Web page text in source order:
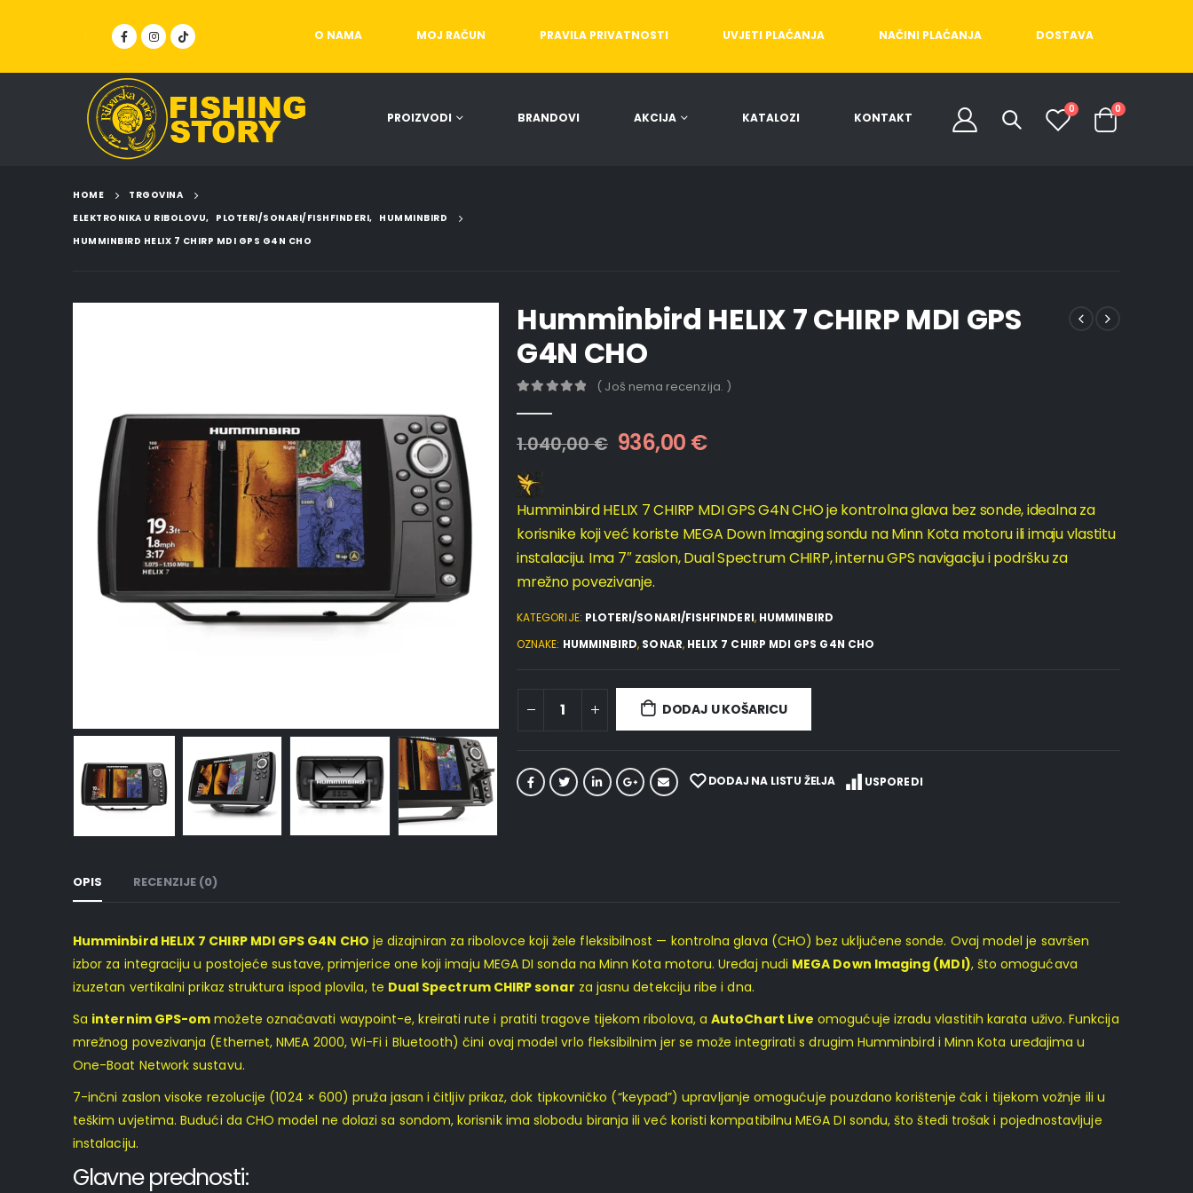
O NAMA MOJ RAČUN PRAVILA PRIVATNOSTI UVJETI PLAĆANJA NAČINI PLAĆANJA DOSTAVA
PROIZVODI BRANDOVI AKCIJA KATALOZI KONTAKT
0 0
HOME
TRGOVINA
ELEKTRONIKA U RIBOLOVU, PLOTERI/SONARI/FISHFINDERI, HUMMINBIRD
HUMMINBIRD HELIX 7 CHIRP MDI GPS G4N CHO
Humminbird HELIX 7 CHIRP MDI GPS
G4N CHO
( Još nema recenzija. )
1.040,00€ 936,00 €
Humminbird HELIX 7 CHIRP MDI GPS G4N CHO je kontrolna glava bez sonde, idealna za
korisnike koji već koriste MEGA Down Imaging sondu na Minn Kota motoru ili imaju vlastitu
instalaciju. Ima 7″ zaslon, Dual Spectrum CHIRP, internu GPS navigaciju i podršku za
mrežno povezivanje.
KATEGORIJE: PLOTERI/SONARI/FISHFINDERI, HUMMINBIRD
OZNAKE: HUMMINBIRD, SONAR, HELIX 7 CHIRP MDI GPS G4N CHO
DODAJ U KOŠARICU
DODAJ NA LISTU ŽELJA USPOREDI
OPIS RECENZIJE (0)
Humminbird HELIX 7 CHIRP MDI GPS G4N CHO je dizajniran za ribolovce koji žele fleksibilnost — kontrolna glava (CHO) bez uključene sonde. Ovaj model je savršen
izbor za integraciju u postojeće sustave, primjerice one koji imaju MEGA DI sonda na Minn Kota motoru. Uređaj nudi MEGA Down Imaging (MDI), što omogućava
izuzetan vertikalni prikaz struktura ispod plovila, te Dual Spectrum CHIRP sonar za jasnu detekciju ribe i dna.
Sa internim GPS-om možete označavati waypoint-e, kreirati rute i pratiti tragove tijekom ribolova, aAutoChart Live omogućuje izradu vlastitih karata uživo. Funkcija
mrežnog povezivanja (Ethernet, NMEA 2000, Wi-Fi i Bluetooth) čini ovaj model vrlo fleksibilnim jer se može integrirati s drugim Humminbird i Minn Kota uređajima u
One-Boat Network sustavu.
7-inčni zaslon visoke rezolucije (1024 × 600) pruža jasan i čitljiv prikaz, dok tipkovničko (“keypad”) upravljanje omogućuje pouzdano korištenje čak i tijekom vožnje ili u
teškim uvjetima. Budući da CHO model ne dolazi sa sondom, korisnik ima slobodu biranja ili već koristi kompatibilnu MEGA DI sondu, što štedi trošak i pojednostavljuje
instalaciju.
Glavne prednosti: